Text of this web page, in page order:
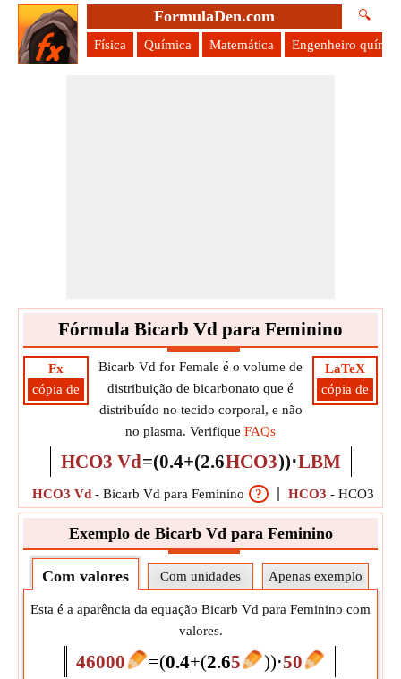
FormulaDen.com 🔍
Física Química Matemática Engenheiro
Fórmula Bicarb Vd para Feminino
Fx
cópia de
LaTeX
cópia de
Bicarb Vd for Female é o volume de
distribuição de bicarbonato que é
distribuído no tecido corporal, e não
no plasma. Verifique FAQs
HCO3 Vd=(0.4+(2.6HCO3))⋅LBM
HCO3 Vd - Bicarb Vd para Feminino ? HCO3 - HCO3
Exemplo de Bicarb Vd para Feminino
Com valores Com unidades Apenas exemplo
Esta é a aparência da equação Bicarb Vd para Feminino com
valores.
46000 =(0.4+(2.65 ))⋅50